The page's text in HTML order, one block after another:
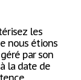
les
nous étions
par son
la date de